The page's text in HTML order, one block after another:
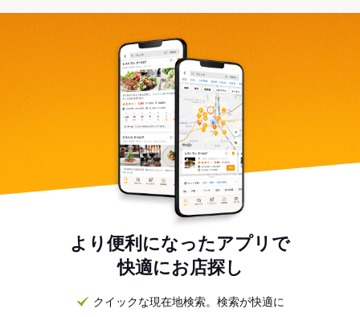
より便利になったアプリで
快適にお店探し
クイックな現在地検索。検索が快適に